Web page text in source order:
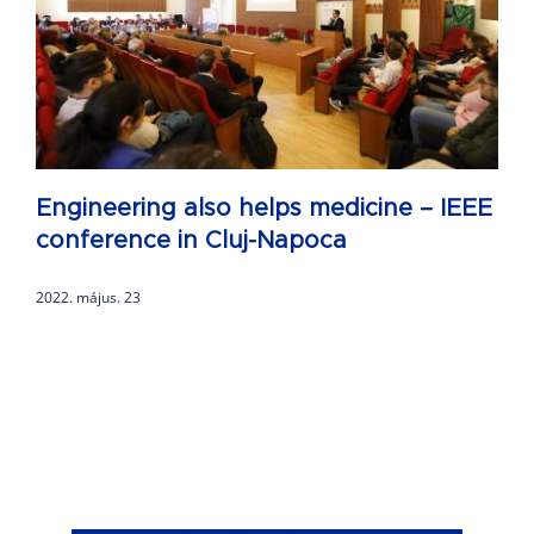
Engineering also helps medicine – IEEE
conference in Cluj-Napoca
2022. május. 23